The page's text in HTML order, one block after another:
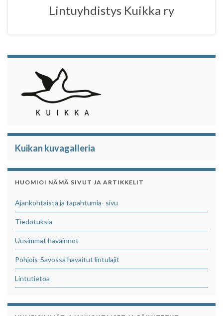
p
Lintuyhdistys Kuikka ry
Kuikan kuvagalleria
HUOMIOI NÄMÄ SIVUT JA ARTIKKELIT
Ajankohtaista ja tapahtumia- sivu
Tiedotuksia
Uusimmat havainnot
Pohjois-Savossa havaitut lintulajit
Lintutietoa